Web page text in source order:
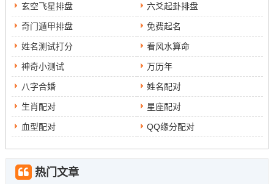
玄空飞星排盘 六爻起卦排盘
奇门遁甲排盘 免费起名
姓名测试打分 看风水算命
神奇小测试 万历年
八字合婚 姓名配对
生肖配对 星座配对
血型配对 QQ缘分配对
热门文章